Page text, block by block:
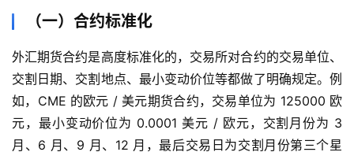
（一）合约标准化
外汇期货合约是高度标准化的，交易所对合约的交易单位、
交割日期、交割地点、最小变动价位等都做了明确规定。例
如，CME 的欧元 / 美元期货合约，交易单位为 125000 欧
元，最小变动价位为 0.0001 美元 / 欧元，交割月份为 3
月、6 月、9 月、12 月，最后交易日为交割月份第三个星